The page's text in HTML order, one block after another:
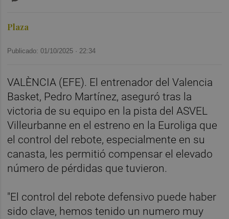
Plaza
Publicado: 01/10/2025 · 22:34
VALÈNCIA (EFE). El entrenador del Valencia
Basket, Pedro Martínez, aseguró tras la
victoria de su equipo en la pista del ASVEL
Villeurbanne en el estreno en la Euroliga que
el control del rebote, especialmente en su
canasta, les permitió compensar el elevado
número de pérdidas que tuvieron.
"El control del rebote defensivo puede haber
sido clave, hemos tenido un numero muy